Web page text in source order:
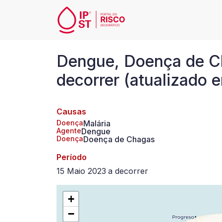
Passar para o conteúdo principal
Dengue,
Doença
Chagas,
Malária
México,
Dengue, Doença de
decorrer (atualizado
Causas
DoençaMalária
AgenteDengue
DoençaDoença de Chagas
Período
15 Maio 2023 a decorrer
+
−